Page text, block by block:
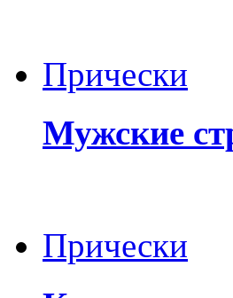
Прически
Мужские
Прически